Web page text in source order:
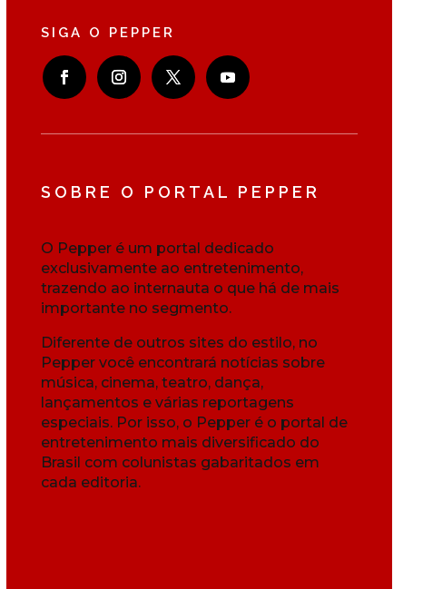
SIGA O PEPPER
SOBRE O PORTAL PEPPER
O Pepper é um portal dedicado
exclusivamente ao entretenimento,
trazendo ao internauta o que há de mais
importante no segmento.
Diferente de outros sites do estilo, no
Pepper você encontrará notícias sobre
música, cinema, teatro, dança,
lançamentos e várias reportagens
especiais. Por isso, o Pepper é o portal de
entretenimento mais diversificado do
Brasil com colunistas gabaritados em
cada editoria.